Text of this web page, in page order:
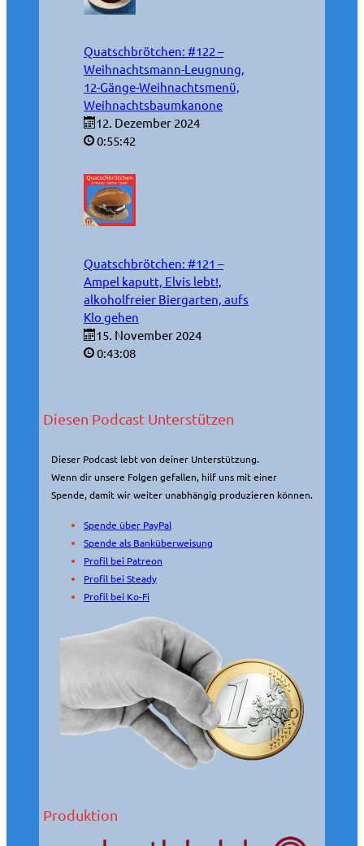
Quatschbrötchen: #122 –
Weihnachtsmann-Leugnung,
12-Gänge-Weihnachtsmenü,
Weihnachtsbaumkanone
12. Dezember 2024
0:55:42
Quatschbrötchen: #121 –
Ampel kaputt, Elvis lebt!,
alkoholfreier Biergarten, aufs
Klo gehen
15. November 2024
0:43:08
Diesen Podcast Unterstützen
Dieser Podcast lebt von deiner Unterstützung.
Wenn dir unsere Folgen gefallen, hilf uns mit einer
Spende, damit wir weiter unabhängig produzieren können.
Spende über PayPal
Spende als Banküberweisung
Profil bei Patreon
Profil bei Steady
Profil bei Ko-Fi
Produktion